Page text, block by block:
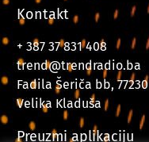
Kontakt
+ 387 37 831 408
trend@trendradio.ba
Fadila Šeriča bb, 77230
Velika Kladuša
Preuzmi aplikaciju